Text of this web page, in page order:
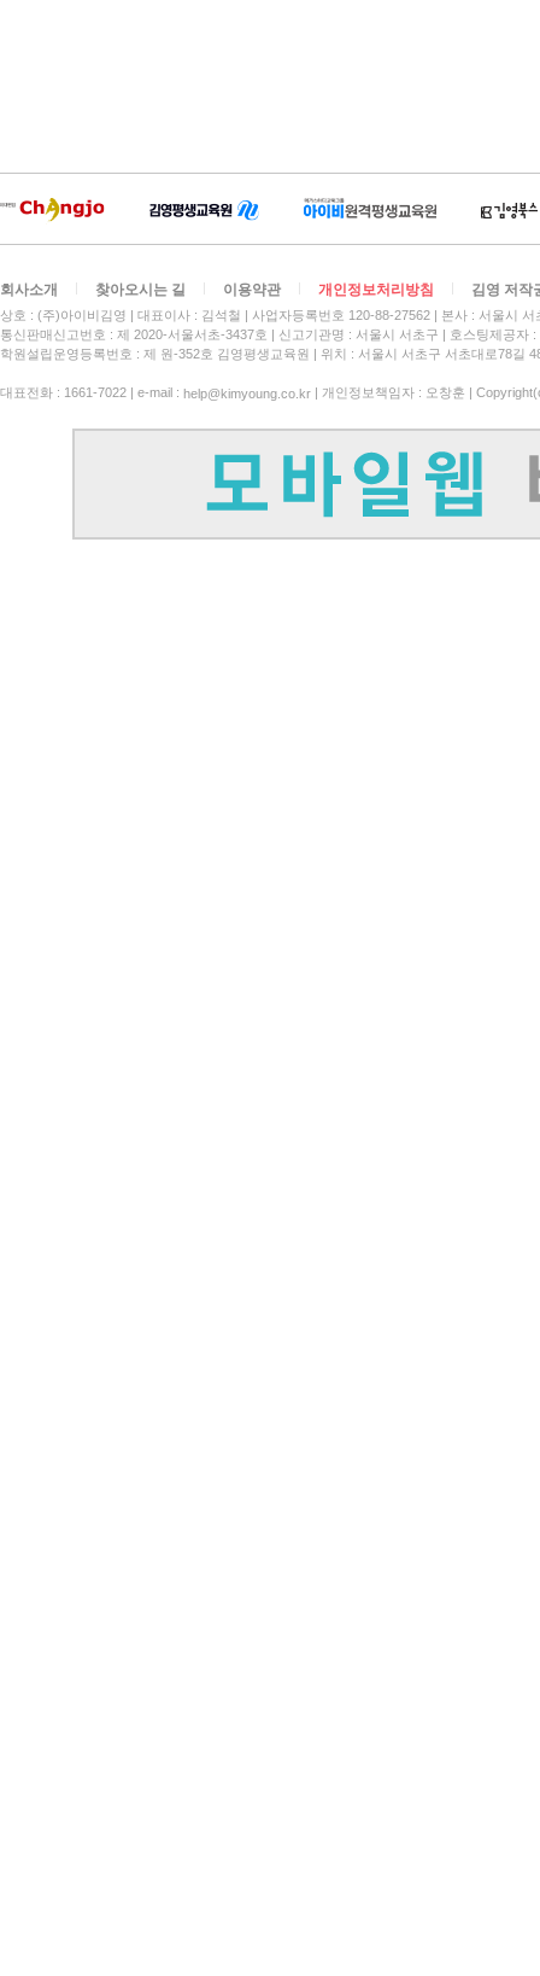
회사소개 찾아오시는 길 이용약관 개인정보처리방침 김영 저작
상호 : (주)아이비김영 대표이사 : 김석철 사업자등록번호 120-88-27562
본사 : 서울시
통신판매신고번호 : 제 2020-서울서초-3437호
신고기관명 : 서울시 서초구
호스팅제공자
학원설립운영등록번호 : 제 원-352호 김영평생교육원 | 위치 : 서울시 서초구 서초대로78길
대표전화 : 1661-7022 | e-mail : help@kimyoung.co.kr | 개인정보책임자 : 오창훈 |